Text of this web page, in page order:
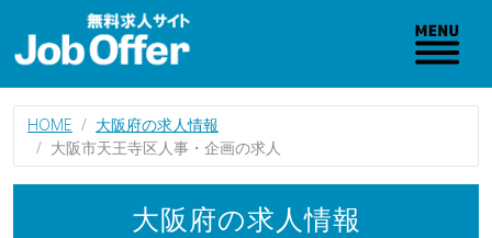
HOME
大阪府の求人情報
大阪市天王寺区人事・企画の求人
大阪府の求人情報